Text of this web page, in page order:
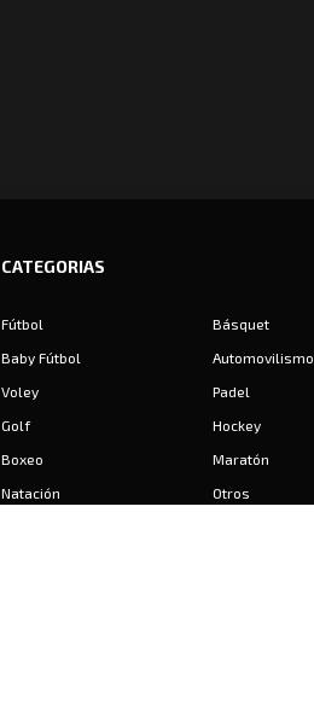
CATEGORIAS
Fútbol
Básquet
Baby Fútbol
Automovilismo
Voley
Padel
Golf
Hockey
Boxeo
Maratón
Natación
Otros